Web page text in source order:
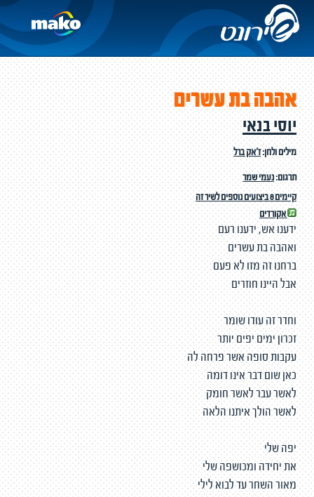
אהבה בת עשרים
יוסי בנאי
מילים ולחן:ז'אק ברל
תרגום:נעמי שמר
קיימים 8 ביצועים נוספים לשיר זה
אקורדים
ידענו אש, ידענו רעם
ואהבה בת עשרים
ברחנו זה מזו לא פעם
אבל היינו חוזרים
וחדר זה עודו שומר
זכרון ימים יפים יותר
עקבות סופה אשר פרחה לה
כאן שום דבר אינו דומה
לאשר עבר לאשר חומק
לאשר הולך איתנו הלאה
יפה שלי
את יחידה ומכושפה שלי
מאור השחר עד לבוא לילי